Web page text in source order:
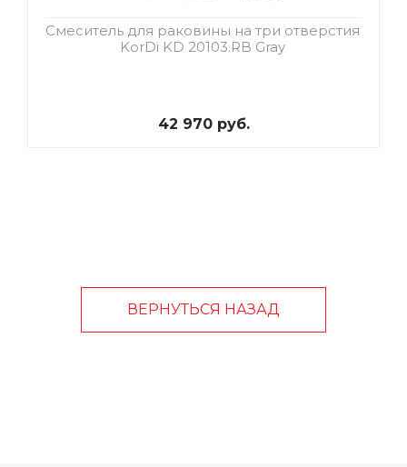
Смеситель для раковины на три отверстия
KorDi KD 20103.RB Gray
42 970 руб.
ВЕРНУТЬСЯ НАЗАД